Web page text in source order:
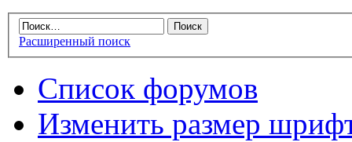
Расширенный поиск
Список форумов
Изменить размер